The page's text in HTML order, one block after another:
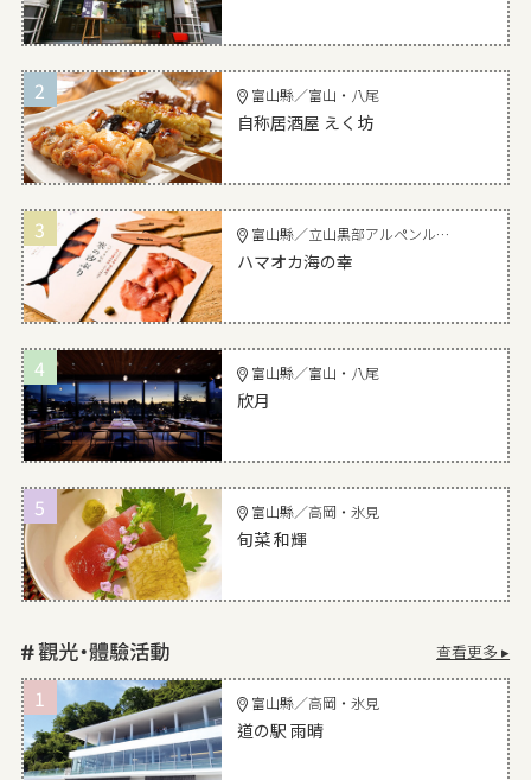
2 富山縣／富山・八尾
自称居酒屋 えく坊
3 富山縣／立山黒部アルペンルート～黒部・宇奈月
ハマオカ海の幸
4 富山縣／富山・八尾
欣月
5 富山縣／高岡・氷見
旬菜 和輝
查看更多 ▸
1 富山縣／高岡・氷見
道の駅 雨晴